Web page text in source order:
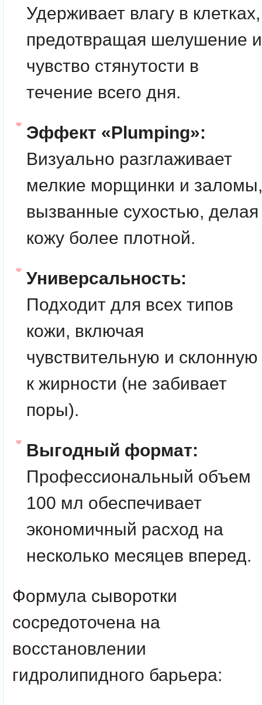
Удерживает влагу в клетках,
предотвращая шелушение и
чувство стянутости в
течение всего дня.
Эффект «Plumping»:
Визуально разглаживает
мелкие морщинки и заломы,
вызванные сухостью, делая
кожу более плотной.
Универсальность:
Подходит для всех типов
кожи, включая
чувствительную и склонную
к жирности (не забивает
поры).
Выгодный формат:
Профессиональный объем
100 мл обеспечивает
экономичный расход на
несколько месяцев вперед.
Формула сыворотки
сосредоточена на
восстановлении
гидролипидного барьера: